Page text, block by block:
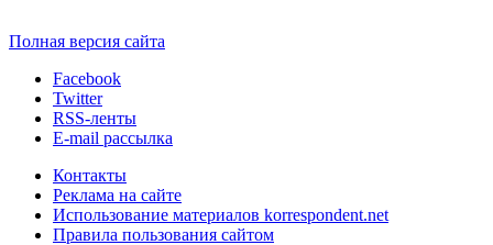
Полная версия сайта
Facebook
Twitter
RSS-ленты
E-mail рассылка
Контакты
Реклама на сайте
Использование материалов korrespondent.net
Правила пользования сайтом